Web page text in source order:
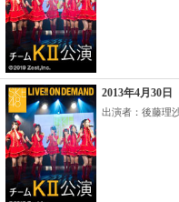
2013年4月30
出演者：後藤理